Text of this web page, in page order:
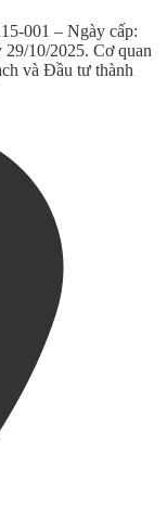
001 – Ngày cấp:
10/2025. Cơ quan
và Đầu tư thành